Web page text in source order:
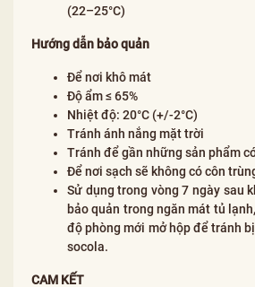
(22–25°C)
Hướng dẫn bảo quản
Để nơi khô mát
Độ ẩm ≤ 65%
Nhiệt độ: 20°C (+/-2°C)
Tránh ánh nắng mặt trời
Tránh để gần những sản phẩm
Để nơi sạch sẽ không có côn
Sử dụng trong vòng 7 ngày sau
bảo quản trong ngăn mát tủ
độ phòng mới mở hộp để tránh
socola.
CAM KẾT